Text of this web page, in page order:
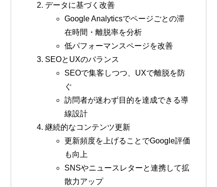
データに基づく改善
Google Analyticsでページごとの滞
在時間・離脱率を分析
低パフォーマンスページを改善
SEOとUXのバランス
SEOで集客しつつ、UXで離脱を防
ぐ
訪問者が迷わず目的を達成できる導
線設計
継続的なコンテンツ更新
更新頻度を上げることでGoogle評価
も向上
SNSやニュースレターと連携して拡
散力アップ